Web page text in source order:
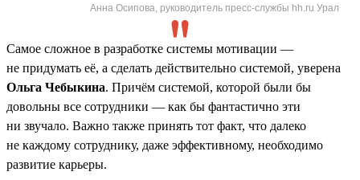
Анна Осипова, руководитель пресс-службы hh.ru Урал
Самое сложное в разработке системы мотивации —
не придумать её, а сделать действительно системой, уверена
Ольга Чебыкина. Причём системой, которой были бы
довольны все сотрудники — как бы фантастично эти
ни звучало. Важно также принять тот факт, что далеко
не каждому сотруднику, даже эффективному, необходимо
развитие карьеры.